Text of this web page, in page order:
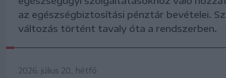
az egészségbiztosítási pénztár bevételei.
változás történt tavaly óta a rendszerben.
2026. július 20., hétfő